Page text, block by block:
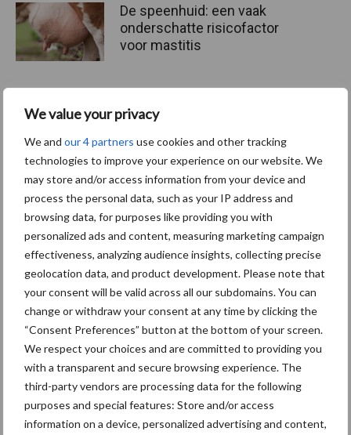
We value your privacy
We and our 4 partners use cookies and other tracking
technologies to improve your experience on our website. We
may store and/or access information from your device and
process the personal data, such as your IP address and
browsing data, for purposes like providing you with
personalized ads and content, measuring marketing campaign
effectiveness, analyzing audience insights, collecting precise
geolocation data, and product development. Please note that
your consent will be valid across all our subdomains. You can
change or withdraw your consent at any time by clicking the
“Consent Preferences” button at the bottom of your screen.
We respect your choices and are committed to providing you
with a transparent and secure browsing experience. The
third-party vendors are processing data for the following
purposes and special features: Store and/or access
information on a device, personalized advertising and content,
De speenhuid: een vaak
onderschatte risicofactor
voor mastitis
ForFarmers ziet volume en
krimpende Nederlandse
markt
Themapagina's
Diergezondheid Bemesting Fokkerij
Bedrijfsnieuws
Ligbox &
Voerhekken